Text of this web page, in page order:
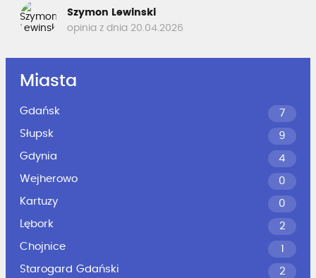
Szymon Lewinski
opinia z dnia 20.04.2026
Miasta
Gdańsk
7
Słupsk
9
Gdynia
4
Wejherowo
0
Kartuzy
0
Lębork
2
Chojnice
1
Starogard Gdański
2